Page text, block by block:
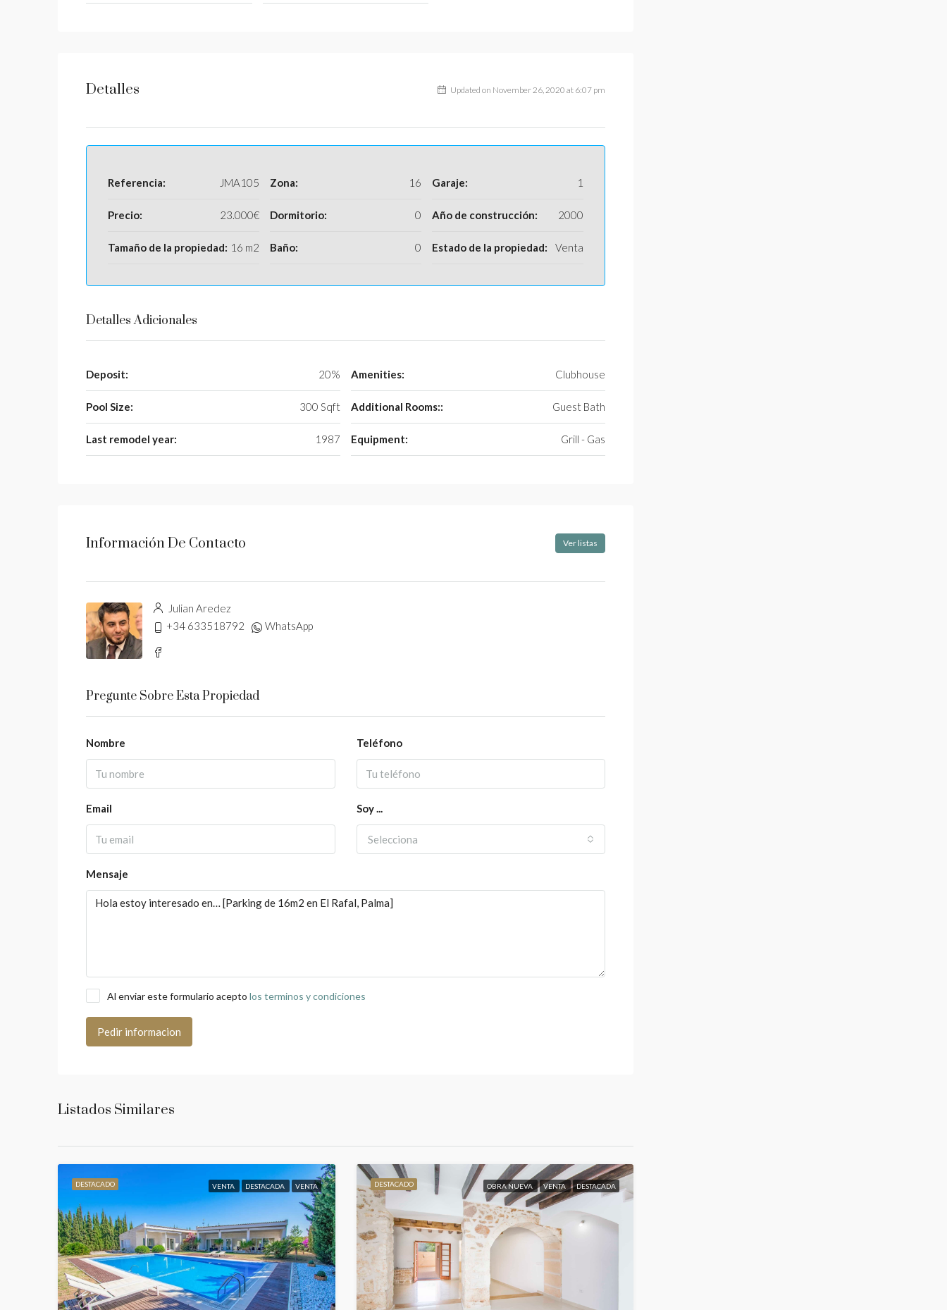
Detalles Updated on November 26, 2020 at 6:07 pm
Referencia: JMA105
Precio: 23.000€
Tamaño de la propiedad: 16 m2
Zona: 16
Dormitorio: 0
Baño: 0
Garaje: 1
Año de construcción: 2000
Estado de la propiedad: Venta
Detalles Adicionales
Deposit: 20%
Pool Size: 300 Sqft
Last remodel year: 1987
Amenities: Clubhouse
Additional Rooms:: Guest Bath
Equipment: Grill - Gas
Información De Contacto Ver listas
Julian Aredez
+34 633518792
WhatsApp
Pregunte Sobre Esta Propiedad
Nombre Teléfono
Email Soy ...
Selecciona
Mensaje
Al enviar este formulario acepto los terminos y condiciones
Pedir informacion
Listados Similares
DESTACADO VENTA DESTACADA VENTA DESTACADO OBRA NUEVA VENTA DESTACADA